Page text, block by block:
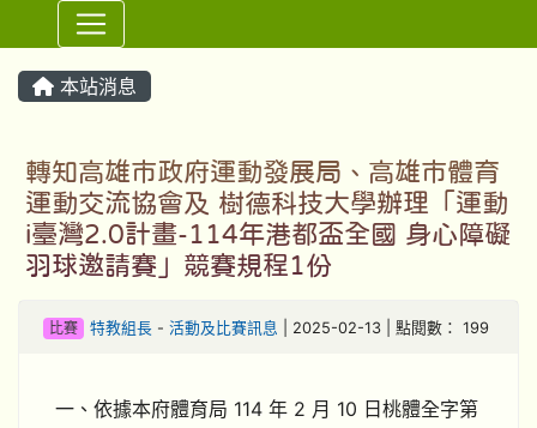
⏸
本站消息
轉知高雄市政府運動發展局、高雄市體育
運動交流協會及 樹德科技大學辦理「運動
i臺灣2.0計畫-114年港都盃全國 身心障礙
羽球邀請賽」競賽規程1份
比賽 特教組長- 活動及比賽訊息 | 2025-02-13 | 點閱數： 199
一、依據本府體育局 114 年 2 月 10 日桃體全字第